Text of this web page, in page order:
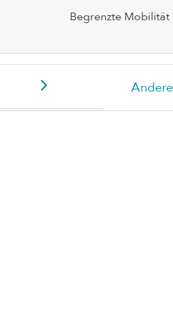
Begrenzte Mobilität